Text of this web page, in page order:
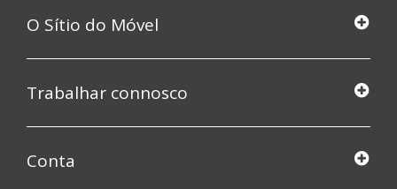
O Sítio do Móvel
Trabalhar connosco
Conta